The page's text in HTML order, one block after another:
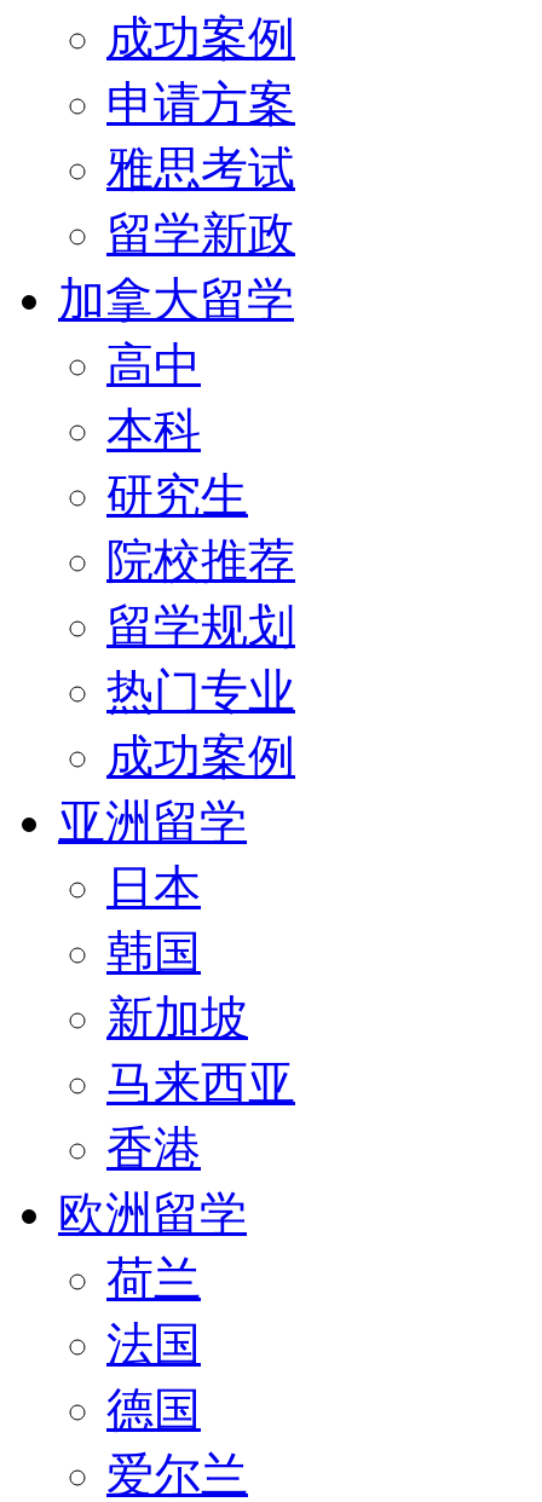
成功案例
申请方案
雅思考试
留学新政
加拿大留学
高中
本科
研究生
院校推荐
留学规划
热门专业
成功案例
亚洲留学
日本
韩国
新加坡
马来西亚
香港
欧洲留学
荷兰
法国
德国
爱尔兰